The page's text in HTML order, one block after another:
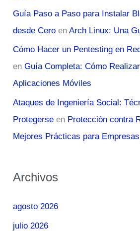
Guía Paso a Paso para Instalar
desde Cero enArch Linux: Una
Cómo Hacer un Pentesting en
enGuía Completa: Cómo
Aplicaciones Móviles
Ataques de Ingeniería Social:
Protegerse en Protección contra
Mejores Prácticas para
Archivos
agosto 2026
julio 2026